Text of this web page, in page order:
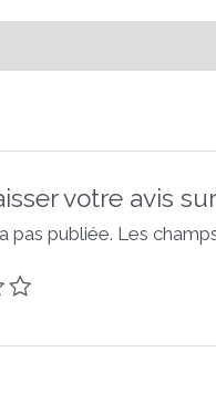
votre avis
pas publiée. Les